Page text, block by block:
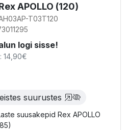
APOLLO (120)
T03T120
logi sisse!
14,90€
suurustes
suusakepid Rex APOLLO